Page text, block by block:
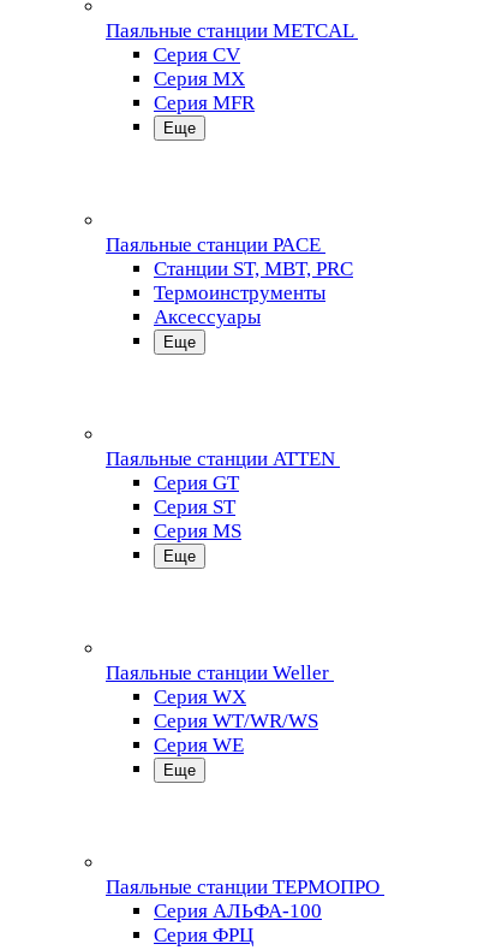
Паяльные станции METCAL
Серия CV
Серия MX
Серия MFR
Еще
Паяльные станции PACE
Станции ST, MBT, PRC
Термоинструменты
Аксессуары
Еще
Паяльные станции ATTEN
Серия GT
Серия ST
Серия MS
Еще
Паяльные станции Weller
Серия WX
Серия WT/WR/WS
Серия WE
Еще
Паяльные станции ТЕРМОПРО
Серия АЛЬФА-100
Серия ФРЦ